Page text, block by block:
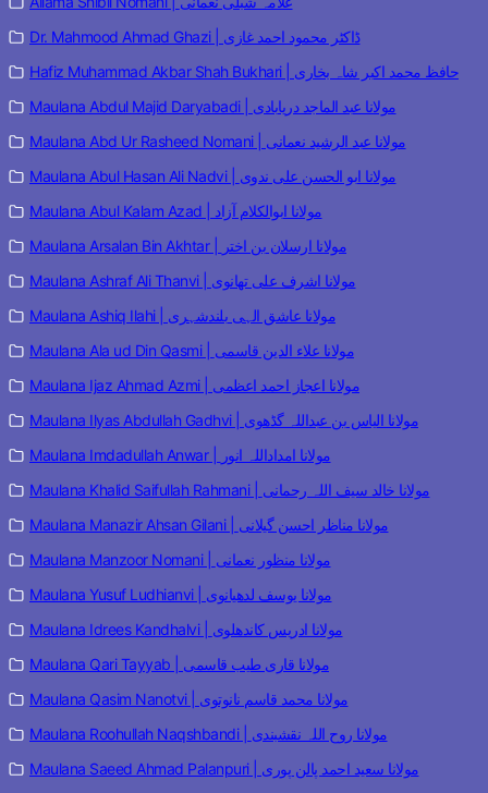
Dr. Mahmood Ahmad Ghazi | ڈاکٹر محمود احمد غازی
Hafiz Muhammad Akbar Shah Bukhari | حافظ محمد اکبر شاہ بخاری
Maulana Abdul Majid Daryabadi | مولانا عبد الماجد دریابادی
Maulana Abd Ur Rasheed Nomani | مولانا عبد الرشید نعمانی
Maulana Abul Hasan Ali Nadvi | مولانا ابو الحسن علی ندوی
Maulana Abul Kalam Azad | مولانا ابوالکلام آزاد
Maulana Arsalan Bin Akhtar | مولانا ارسلان بن اختر
Maulana Ashraf Ali Thanvi | مولانا اشرف علی تھانوی
Maulana Ashiq Ilahi | مولانا عاشق الہی بلندشہری
Maulana Ala ud Din Qasmi | مولانا علاء الدین قاسمی
Maulana Ijaz Ahmad Azmi | مولانا اعجاز احمد اعظمی
Maulana Ilyas Abdullah Gadhvi | مولانا الیاس بن عبداللہ گڈھوی
Maulana Imdadullah Anwar | مولانا امداداللہ انور
Maulana Khalid Saifullah Rahmani | مولانا خالد سیف اللہ رحمانی
Maulana Manazir Ahsan Gilani | مولانا مناظر احسن گیلانی
Maulana Manzoor Nomani | مولانا منظور نعمانی
Maulana Yusuf Ludhianvi | مولانا یوسف لدھیانوی
Maulana Idrees Kandhalvi | مولانا ادریس کاندھلوی
Maulana Qari Tayyab | مولانا قاری طیب قاسمی
Maulana Qasim Nanotvi | مولانا محمد قاسم نانوتوی
Maulana Roohullah Naqshbandi | مولانا روح اللہ نقشبندی
Maulana Saeed Ahmad Palanpuri | مولانا سعید احمد پالن پوری